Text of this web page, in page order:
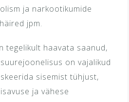
ja narkootikumide
jpm.
tegelikult haavata saanud,
on vajalikud
sisemist tühjust,
ja vähese